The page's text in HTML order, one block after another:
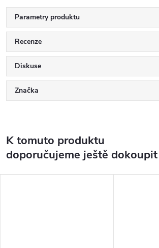
Parametry produktu
Recenze
Diskuse
Značka
K tomuto produktu
doporučujeme ještě dokoupit